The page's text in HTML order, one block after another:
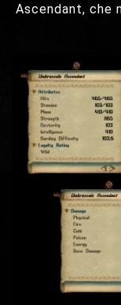
Ascendant, che